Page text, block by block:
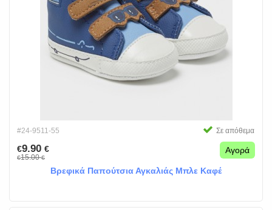
#24-9511-55 Σε απόθεμα
€9.90 €
€15.00€
Αγορά
Βρεφικά Παπούτσια Αγκαλιάς Μπλε Καφέ